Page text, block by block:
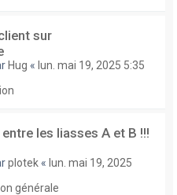
sur
Hug « lun. mai 19, 2025 5:35
les liasses A et B !!!
plotek « lun. mai 19, 2025
générale